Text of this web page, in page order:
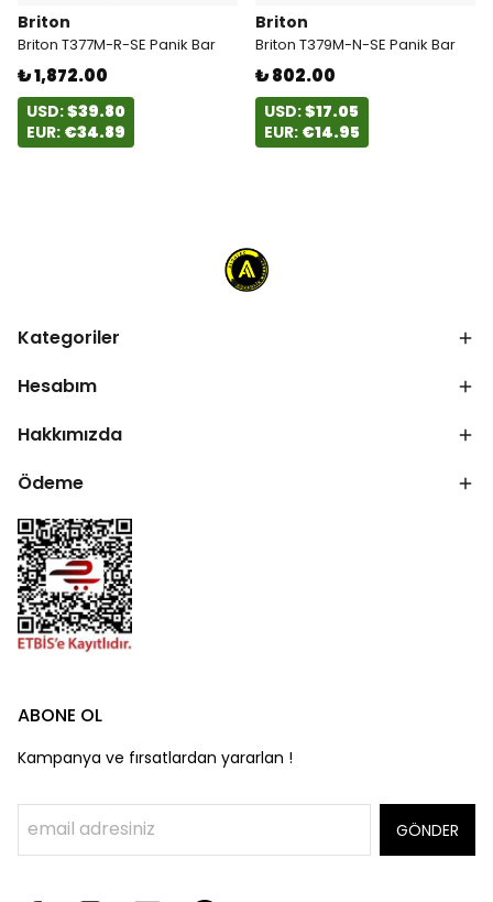
Briton
Briton T377M-R-SE Panik Bar
₺ 1,872.00
USD:$39.80
EUR: €34.89
Briton
Briton T379M-N-SE Panik Bar
₺ 802.00
USD:$17.05
EUR: €14.95
Kategoriler
Hesabım
Hakkımızda
Ödeme
ABONE OL
Kampanya ve fırsatlardan yararlan !
GÖNDER